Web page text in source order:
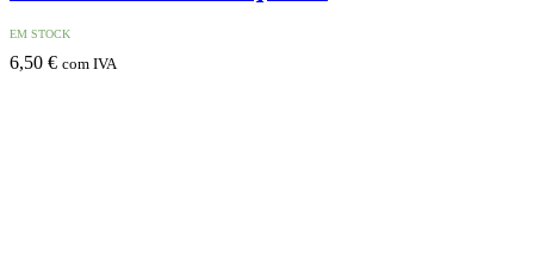
EM STOCK
6,50 € com IVA